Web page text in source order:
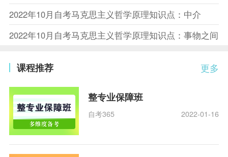
2022年10月自考马克思主义哲学原理知识点：中介
2022年10月自考马克思主义哲学原理知识点：事物之间
更多
课程推荐
整专业保障班
自考365 2022-01-16